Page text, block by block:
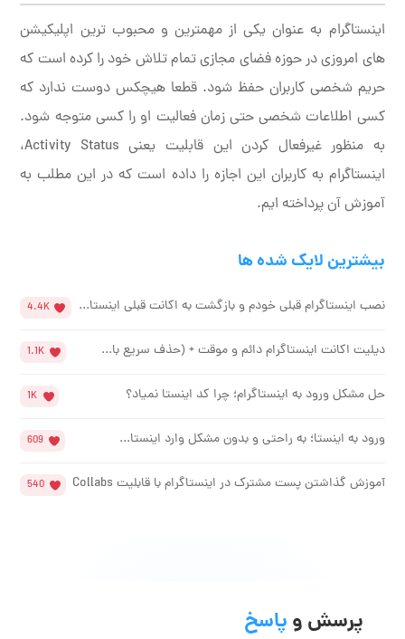
اینستاگرام به عنوان یکی از مهمترین و محبوب ترین اپلیکیشن
های امروزی در حوزه فضای مجازی تمام تلاش خود را کرده است که
حریم شخصی کاربران حفظ شود. قطعا هیچکس دوست ندارد که
کسی اطلاعات شخصی حتی زمان فعالیت او را کسی متوجه شود.
به منظور غیرفعال کردن این قابلیت یعنی Activity Status،
اینستاگرام به کاربران این اجازه را داده است که در این مطلب به
آموزش آن پرداخته ایم.
بیشترین لایک شده ها
نصب اینستاگرام قبلی خودم و بازگشت به اکانت قبلی اینستا... 4.4K
دیلیت اکانت اینستاگرام دائم و موقت + (حذف سریع با... 1.1K
حل مشکل ورود به اینستاگرام؛ چرا کد اینستا نمیاد؟ 1K
ورود به اینستا؛ به راحتی و بدون مشکل وارد اینستا... 609
آموزش گذاشتن پست مشترک در اینستاگرام با قابلیت Collabs 540
پرسش و پاسخ